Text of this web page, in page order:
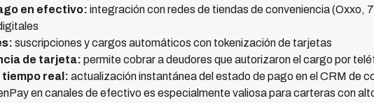
en efectivo: integración con redes de tiendas de conveniencia (Oxxo,
suscripciones y cargos automáticos con tokenización de tarjetas
de tarjeta: permite cobrar a deudores que autorizaron el cargo por
real: actualización instantánea del estado de pago en el CRM de
en canales de efectivo es especialmente valiosa para carteras con